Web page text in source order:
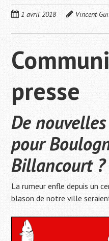
1 avril 2018 Vincent
presse
De
pour
Billancourt ?
La rumeur enfle depuis un
blason de notre ville